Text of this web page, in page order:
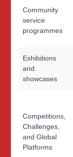
Community
service
programmes
Exhibitions
and
showcases
Competitions,
Challenges,
and Global
Platforms